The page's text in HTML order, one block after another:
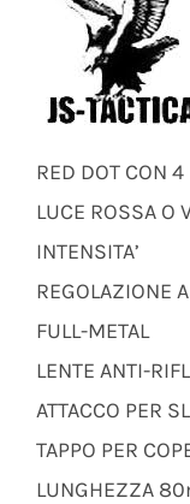
RED DOT CON
LUCE ROSSA O
INTENSITA’
REGOLAZIONE
FULL-METAL
LENTE ANTI-
ATTACCO PER
TAPPO PER
LUNGHEZZA